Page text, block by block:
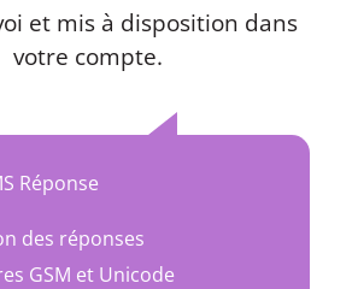
et mis à disposition dans
votre compte.
Réponse
des réponses
GSM et Unicode